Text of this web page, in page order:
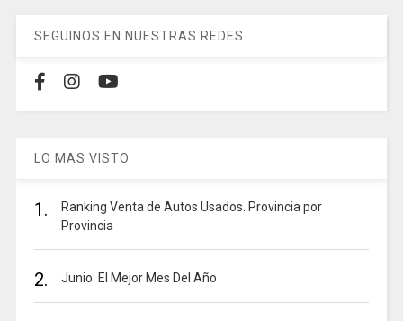
SEGUINOS EN NUESTRAS REDES
LO MAS VISTO
1.
Ranking Venta de Autos Usados. Provincia por
Provincia
2. Junio: El Mejor Mes Del Año